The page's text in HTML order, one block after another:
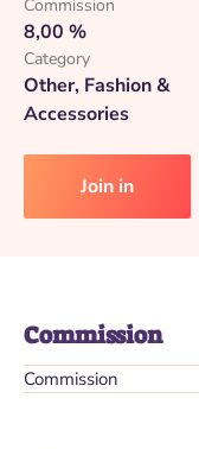
Commission
8,00 %
Category
Other, Fashion &
Accessories
Join in
Commission
Commission